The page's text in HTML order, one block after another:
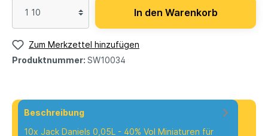
In den Warenkorb
Zum Merkzettel hinzufügen
Produktnummer: SW10034
Beschreibung
10x Jack Daniels 0,05L - 40% Vol Miniaturen für